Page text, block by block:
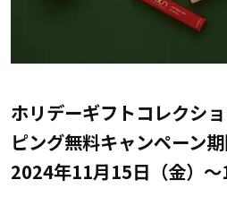
ホリデーギフトコレクシ
ピング無料キャンペーン
2024年11月15日（金）～